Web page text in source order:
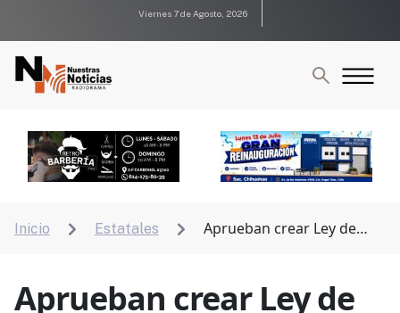
Viernes 7 de Agosto, 2026
Inicio  Estatales 
Aprueban crear Ley de
Aprueban crear Ley de